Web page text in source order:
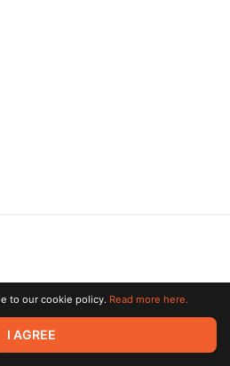
All rights reserved. All trademarks
owners.
to our cookie policy. Read more here.
I AGREE